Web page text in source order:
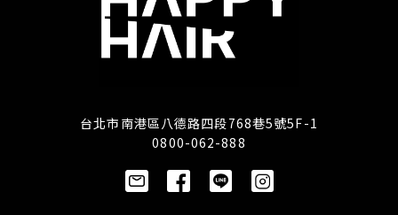
台北市南港區八德路四段768巷5號5F-1
0800-062-888